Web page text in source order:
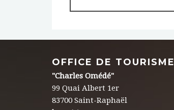
OFFICE DE TOURISME
"Charles Omédé"
99 Quai Albert 1er
83700 Saint-Raphaël